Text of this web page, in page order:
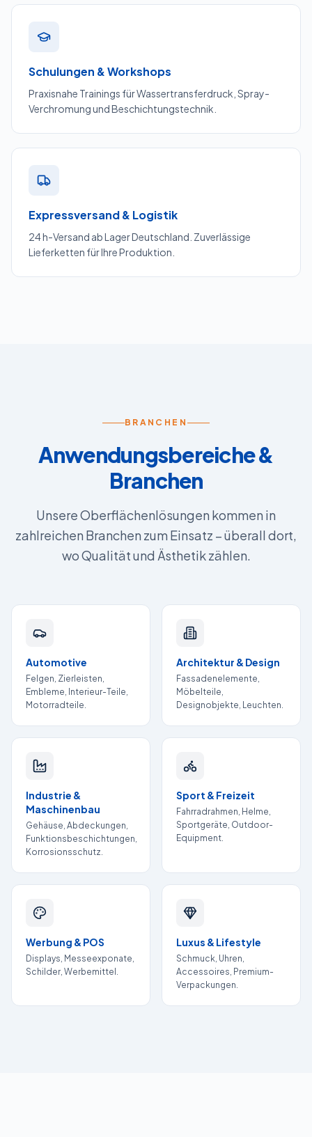
Schulungen & Workshops
Praxisnahe Trainings für Wassertransferdruck, Spray-
Verchromung und Beschichtungstechnik.
Expressversand & Logistik
24 h-Versand ab Lager Deutschland. Zuverlässige
Lieferketten für Ihre Produktion.
BRANCHEN
Anwendungsbereiche &
Branchen
Unsere Oberflächenlösungen kommen in
zahlreichen Branchen zum Einsatz – überall dort,
wo Qualität und Ästhetik zählen.
Automotive
Felgen, Zierleisten,
Embleme, Interieur-Teile,
Motorradteile.
Architektur & Design
Fassadenelemente,
Möbelteile,
Designobjekte, Leuchten.
Industrie &
Maschinenbau
Gehäuse, Abdeckungen,
Funktionsbeschichtungen,
Korrosionsschutz.
Sport & Freizeit
Fahrradrahmen, Helme,
Sportgeräte, Outdoor-
Equipment.
Werbung & POS
Displays, Messeexponate,
Schilder, Werbemittel.
Luxus & Lifestyle
Schmuck, Uhren,
Accessoires, Premium-
Verpackungen.